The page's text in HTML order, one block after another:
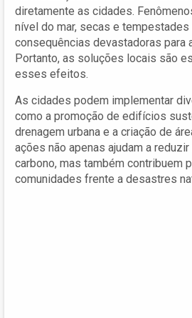
diretamente as cidades.
nível do mar, secas e
consequências devastadoras para
Portanto, as soluções locais são
esses efeitos.
As cidades podem implementar
como a promoção de edifícios
drenagem urbana e a criação de
ações não apenas ajudam a
carbono, mas também contribuem
comunidades frente a desastres